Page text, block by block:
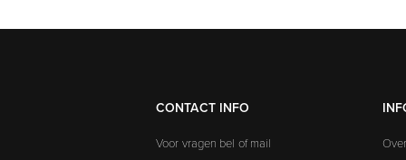
CONTACT INFO
Voor vragen bel of mail